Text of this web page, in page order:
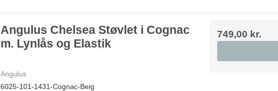
Angulus Chelsea Støvlet i Cognac
m. Lynlås og Elastik
Angulus
6025-101-1431-Cognac-Beig
749,00 kr.